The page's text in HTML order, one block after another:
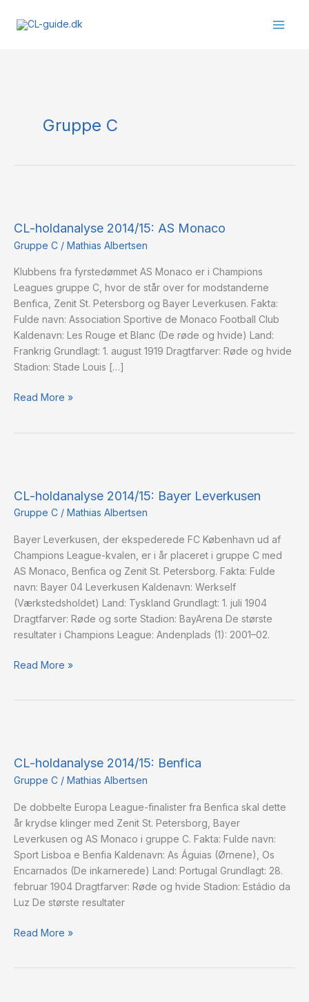
Gruppe C
CL-holdanalyse 2014/15: AS Monaco
Gruppe C / Mathias Albertsen
Klubbens fra fyrstedømmet AS Monaco er i Champions
Leagues gruppe C, hvor de står over for modstanderne
Benfica, Zenit St. Petersborg og Bayer Leverkusen. Fakta:
Fulde navn: Association Sportive de Monaco Football Club
Kaldenavn: Les Rouge et Blanc (De røde og hvide) Land:
Frankrig Grundlagt: 1. august 1919 Dragtfarver: Røde og hvide
Stadion: Stade Louis […]
2014/15:
AS
Read More »
CL-holdanalyse 2014/15: Bayer Leverkusen
Gruppe C / Mathias Albertsen
Bayer Leverkusen, der ekspederede FC København ud af
Champions League-kvalen, er i år placeret i gruppe C med
AS Monaco, Benfica og Zenit St. Petersborg. Fakta: Fulde
navn: Bayer 04 Leverkusen Kaldenavn: Werkself
(Værkstedsholdet) Land: Tyskland Grundlagt: 1. juli 1904
Dragtfarver: Røde og sorte Stadion: BayArena De største
resultater i Champions League: Andenplads (1): 2001–02.
2014/15:
Bayer
Read More »
CL-holdanalyse 2014/15: Benfica
Gruppe C / Mathias Albertsen
De dobbelte Europa League-finalister fra Benfica skal dette
år krydse klinger med Zenit St. Petersborg, Bayer
Leverkusen og AS Monaco i gruppe C. Fakta: Fulde navn:
Sport Lisboa e Benfia Kaldenavn: As Águias (Ørnene), Os
Encarnados (De inkarnerede) Land: Portugal Grundlagt: 28.
februar 1904 Dragtfarver: Røde og hvide Stadion: Estádio da
Luz De største resultater
2014/15:
Benfica
Read More »